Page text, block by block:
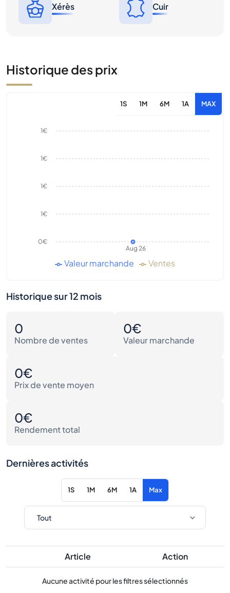
Xérès Cuir
Historique des prix
1S 1M 6M 1A MAX
Aug 26
0€
1€
1€
1€
1€
Valeur marchande Ventes
Historique sur 12 mois
0
Nombre de ventes
0€
Valeur marchande
0€
Prix de vente moyen
0€
Rendement total
Dernières activités
1S 1M 6M 1A Max
Article Action
Aucune activité pour les filtres sélectionnés